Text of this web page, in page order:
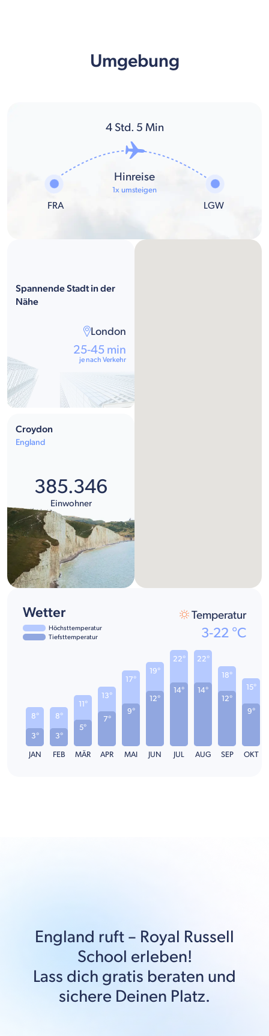
Umgebung
4Std. 5 Min
FRA
Hinreise
1x umsteigen
LGW
Spannende Stadt in der
Nähe
London
25-45 min
je nach Verkehr
Croydon
England
385.346
Einwohner
Wetter
Höchsttemperatur
Tiefsttemperatur
Temperatur
3-22 °C
3°
8°
JAN
3°
8°
FEB
5°
11°
MÄR
7°
13°
APR
9°
17°
MAI
12°
19°
JUN
14°
22°
JUL
14°
22°
AUG
12°
18°
SEP
9°
15°
OKT
England ruft – Royal Russell
School erleben!
Lass dich gratis beraten und
sichere Deinen Platz.